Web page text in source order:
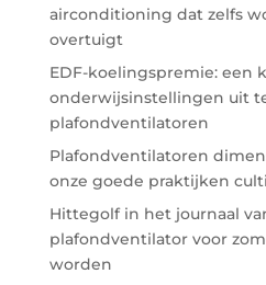
airconditioning dat zelfs
overtuigt
EDF-koelingspremie: een
onderwijsinstellingen uit
plafondventilatoren
Plafondventilatoren
onze goede praktijken
Hittegolf in het journaal
plafondventilator voor
worden